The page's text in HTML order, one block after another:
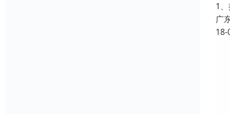
1
广
18-